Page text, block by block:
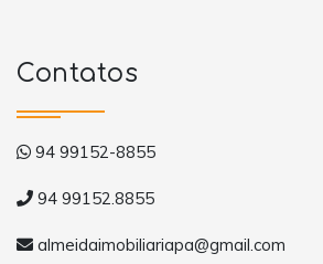
Contatos
94 99152-8855
94 99152.8855
almeidaimobiliariapa@gmail.com